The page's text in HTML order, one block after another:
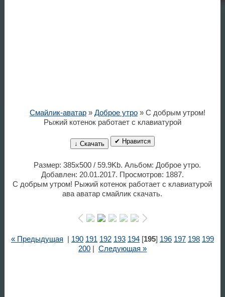
Смайлик-аватар» Доброе утро» С добрым утром!
Рыжий котенок работает с клавиатурой
↓ Скачать ✔ Нравится
Размер: 385x500 / 59.9Kb. Альбом: Доброе утро.
Добавлен: 20.01.2017. Просмотров: 1887.
С добрым утром! Рыжий котенок работает с клавиатурой
ава аватар смайлик скачать.
« Предыдущая 190 191 192 193 194[195] 196 197 198 199
200| Следующая »